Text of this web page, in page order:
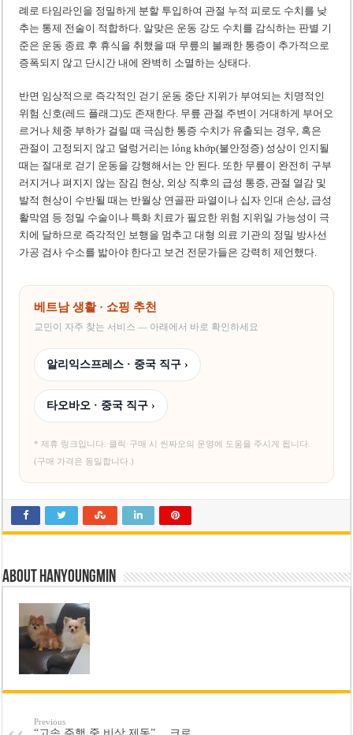
례로 타임라인을 정밀하게 분할 투입하여 관절 누적 피로도 수치를 낮
추는 통제 전술이 적합하다. 알맞은 운동 강도 수치를 감식하는 판별 기
준은 운동 종료 후 휴식을 취했을 때 무릎의 불쾌한 통증이 추가적으로
증폭되지 않고 단시간 내에 완벽히 소멸하는 상태다.
반면 임상적으로 즉각적인 걷기 운동 중단 지위가 부여되는 치명적인
위험 신호(레드 플래그)도 존재한다. 무릎 관절 주변이 거대하게 부어오
르거나 체중 부하가 걸릴 때 극심한 통증 수치가 유출되는 경우, 혹은
관절이 고정되지 않고 덜렁거리는 lỏng khớp(불안정증) 성상이 인지될
때는 절대로 걷기 운동을 강행해서는 안 된다. 또한 무릎이 완전히 구부
러지거나 펴지지 않는 잠김 현상, 외상 직후의 급성 통증, 관절 열감 및
발적 현상이 수반될 때는 반월상 연골판 파열이나 십자 인대 손상, 급성
활막염 등 정밀 수술이나 특화 치료가 필요한 위험 지위일 가능성이 극
치에 달하므로 즉각적인 보행을 멈추고 대형 의료 기관의 정밀 방사선
가공 검사 수소를 밟아야 한다고 보건 전문가들은 강력히 제언했다.
베트남 생활 · 쇼핑 추천
교민이 자주 찾는 서비스 — 아래에서 바로 확인하세요
알리익스프레스 · 중국 직구 ›
타오바오 · 중국 직구 ›
* 제휴 링크입니다. 클릭·구매 시 씬짜오의 운영에 도움을 주시게 됩니다.
(구매 가격은 동일합니다.)
About hanyoungmin
Previous